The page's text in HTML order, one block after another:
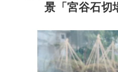
景「宮谷石切